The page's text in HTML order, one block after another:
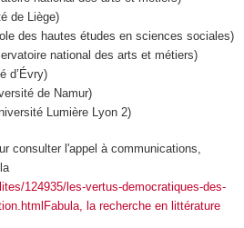
de Liège)
des hautes études en sciences sociales)
national des arts et métiers)
d’Évry)
de Namur)
Lumière Lyon 2)
consulter l'appel à communications,
124935/les-vertus-democratiques-des-
Fabula, la recherche en littérature